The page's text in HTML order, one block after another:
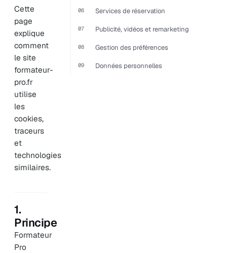
Cette
page
explique
comment
le site
formateur-
pro.fr
utilise
les
cookies,
traceurs
et
technologies
similaires.
1.
Principe
Formateur
Pro
06 Services de réservation
07 Publicité, vidéos et remarketing
08 Gestion des préférences
09 Données personnelles